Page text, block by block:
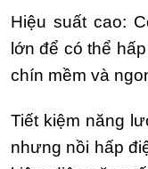
Hiệu suất cao:
lớn để có thể
chín mềm và
Tiết kiệm năng
nhưng nồi hấp